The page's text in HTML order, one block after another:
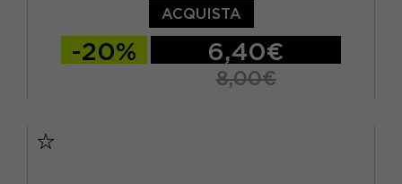
ACQUISTA
-20% 6,40€
8,00€